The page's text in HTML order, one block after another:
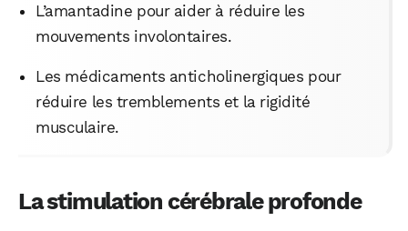
L’amantadine pour aider à réduire les
mouvements involontaires.
Les médicaments anticholinergiques pour
réduire les tremblements et la rigidité
musculaire.
La stimulation cérébrale profonde